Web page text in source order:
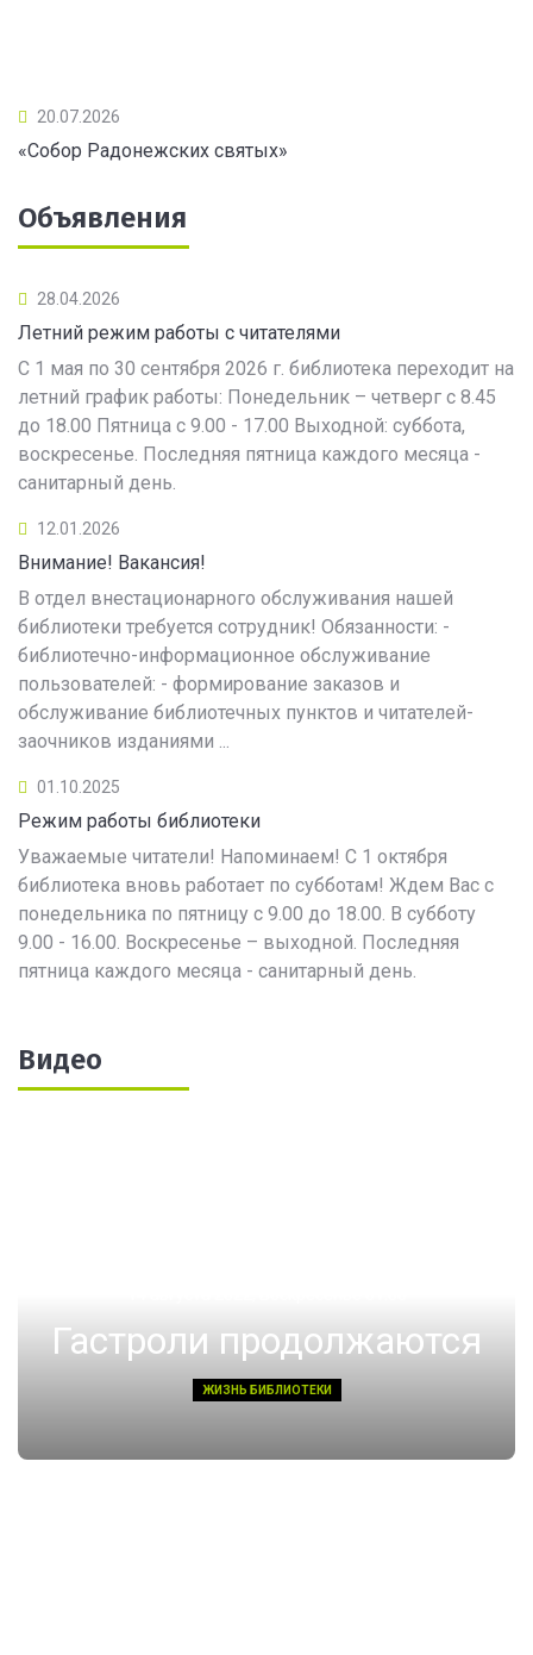
20.07.2026
«Собор Радонежских святых»
Объявления
28.04.2026
Летний режим работы с читателями
С 1 мая по 30 сентября 2026 г. библиотека переходит на
летний график работы: Понедельник – четверг с 8.45
до 18.00 Пятница с 9.00 - 17.00 Выходной: суббота,
воскресенье. Последняя пятница каждого месяца -
санитарный день.
12.01.2026
Внимание! Вакансия!
В отдел внестационарного обслуживания нашей
библиотеки требуется сотрудник! Обязанности: -
библиотечно-информационное обслуживание
пользователей: - формирование заказов и
обслуживание библиотечных пунктов и читателей-
заочников изданиями ...
01.10.2025
Режим работы библиотеки
Уважаемые читатели! Напоминаем! С 1 октября
библиотека вновь работает по субботам! Ждем Вас с
понедельника по пятницу с 9.00 до 18.00. В субботу
9.00 - 16.00. Воскресенье – выходной. Последняя
пятница каждого месяца - санитарный день.
Видео
Гастроли продолжаются
ЖИЗНЬ БИБЛИОТЕКИ